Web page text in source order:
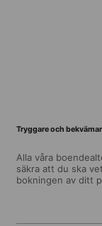
Tryggare och
Alla våra
säkra att du ska
bokningen av ditt